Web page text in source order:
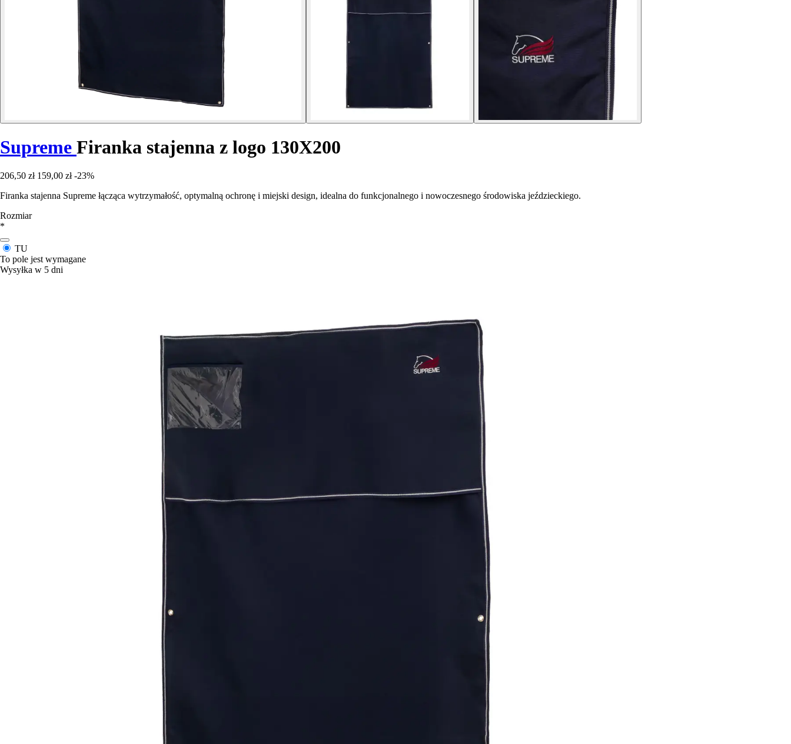
Supreme Firanka stajenna z logo 130X200
206,50 zł 159,00 zł -23%
Firanka stajenna Supreme łącząca wytrzymałość, optymalną ochronę i miejski design, idealna do funkcjonalnego i nowoczesnego środowiska jeździeckiego.
Rozmiar
*
TU
To pole jest wymagane
Wysyłka w 5 dni